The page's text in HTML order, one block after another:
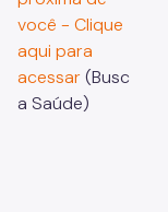
você - Clique
aqui para
acessar(Busc
a Saúde)